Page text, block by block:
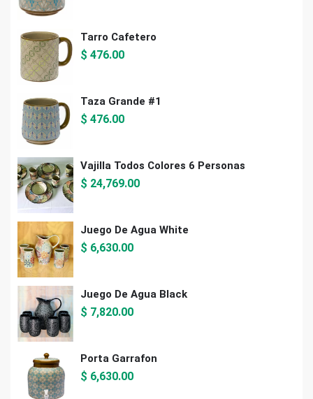
Tarro Cafetero
$ 476.00
Taza Grande #1
$ 476.00
Vajilla Todos Colores 6 Personas
$ 24,769.00
Juego De Agua White
$ 6,630.00
Juego De Agua Black
$ 7,820.00
Porta Garrafon
$ 6,630.00